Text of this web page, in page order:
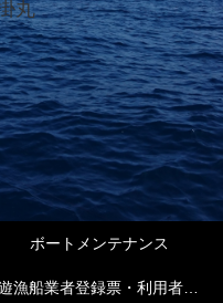
丸
ボートメンテナンス
遊漁船業者登録票・利用者の安全確保等に関する情報